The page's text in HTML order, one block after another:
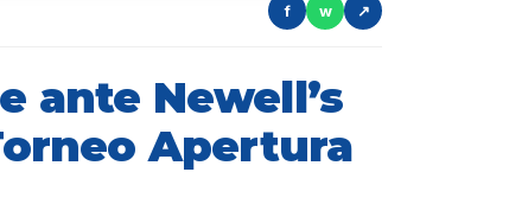
f w ↗
ante Newell’s
Apertura